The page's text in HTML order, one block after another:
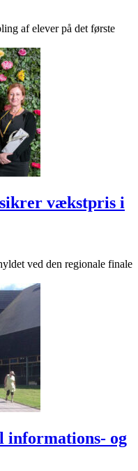
af elever på det første
vækstpris i
ved den regionale finale
informations- og